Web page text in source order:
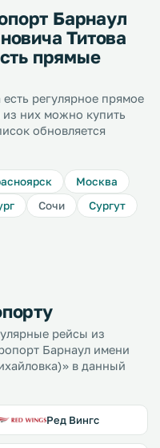
Барнаул
Титова
прямые
регулярное прямое
них можно купить
обновляется
Москва
Сочи
Сургут
рейсы из
Барнаул имени
в данный
Ред Вингс